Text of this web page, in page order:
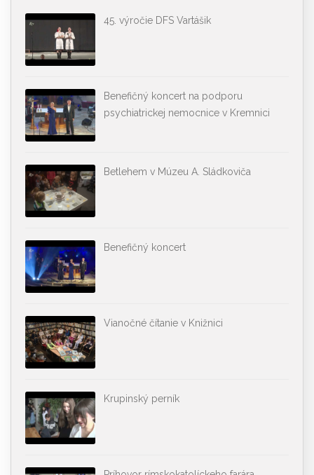
45. výročie DFS Vartášik
Benefičný koncert na podporu
psychiatrickej nemocnice v Kremnici
Betlehem v Múzeu A. Sládkoviča
Benefičný koncert
Vianočné čítanie v Knižnici
Krupinský perník